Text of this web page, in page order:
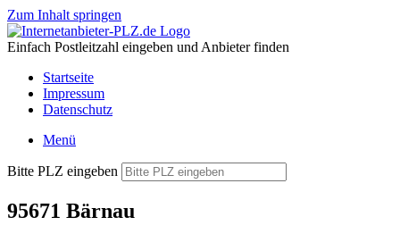
Zum Inhalt springen
Einfach Postleitzahl eingeben und Anbieter finden
Startseite
Impressum
Datenschutz
Menü
Bitte PLZ eingeben
95671 Bärnau